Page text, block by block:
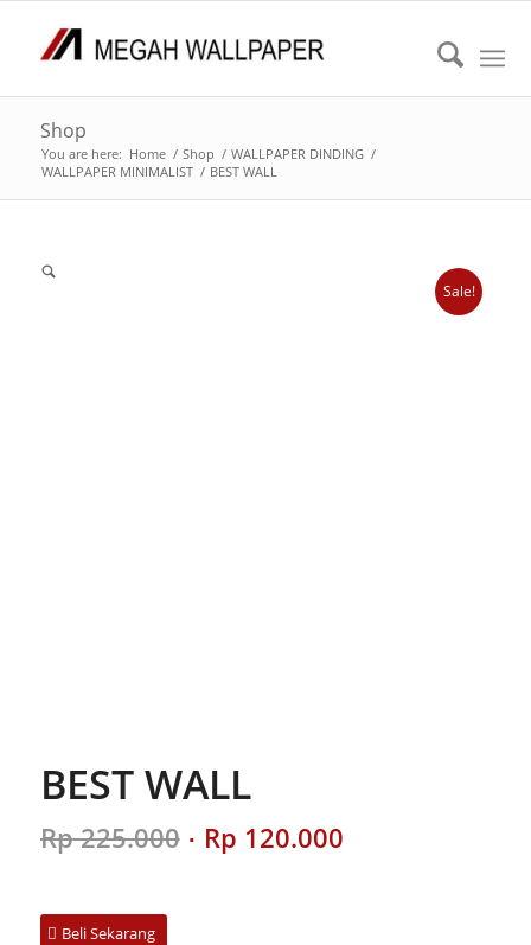
Shop
You are here: Home / Shop / WALLPAPER DINDING /
WALLPAPER MINIMALIST / BEST WALL
Sale!
BEST WALL
Rp225.000 Original
price
Rp 120.000Current
Beli Sekarang